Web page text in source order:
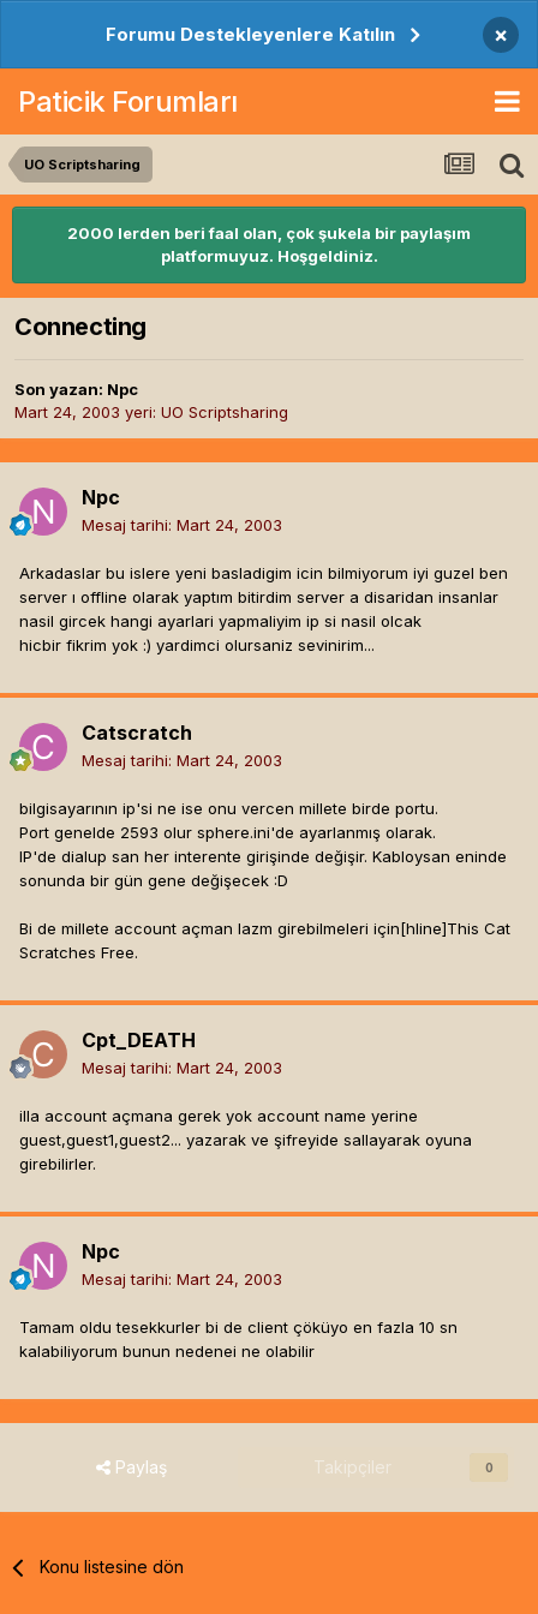
Forumu Destekleyenlere Katılın ×
Paticik Forumları
UO Scriptsharing
2000 lerden beri faal olan, çok şukela bir paylaşım
platformuyuz. Hoşgeldiniz.
Connecting
Son yazan: Npc
Mart 24, 2003 yeri: UO Scriptsharing
Npc
Mesaj tarihi: Mart 24, 2003
Arkadaslar bu islere yeni basladigim icin bilmiyorum iyi guzel ben
server ı offline olarak yaptım bitirdim server a disaridan insanlar
nasil gircek hangi ayarlari yapmaliyim ip si nasil olcak
hicbir fikrim yok :) yardimci olursaniz sevinirim...
Catscratch
Mesaj tarihi: Mart 24, 2003
bilgisayarının ip'si ne ise onu vercen millete birde portu.
Port genelde 2593 olur sphere.ini'de ayarlanmış olarak.
IP'de dialup san her interente girişinde değişir. Kabloysan eninde
sonunda bir gün gene değişecek :D
Bi de millete account açman lazm girebilmeleri için[hline]This Cat
Scratches Free.
Cpt_DEATH
Mesaj tarihi: Mart 24, 2003
illa account açmana gerek yok account name yerine
guest,guest1,guest2... yazarak ve şifreyide sallayarak oyuna
girebilirler.
Npc
Mesaj tarihi: Mart 24, 2003
Tamam oldu tesekkurler bi de client çöküyo en fazla 10 sn
kalabiliyorum bunun nedenei ne olabilir
Paylaş Takipçiler 0
Konu listesine dön